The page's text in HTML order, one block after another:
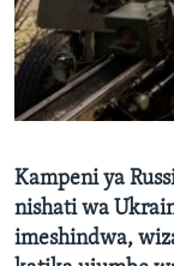
Kampeni ya
nishati wa
imeshindwa,